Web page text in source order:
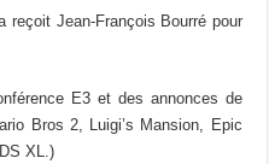
reçoit Jean-François Bourré pour
E3 et des annonces de
Bros 2, Luigi’s Mansion, Epic
XL.)